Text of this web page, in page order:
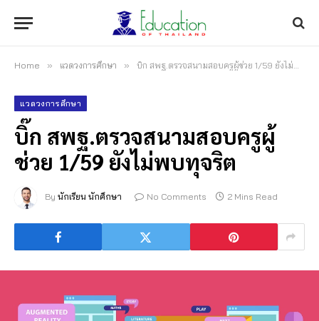
Home » แวดวงการศึกษา » บิ๊ก สพฐ.ตรวจสนามสอบครูผู้ช่วย 1/59 ยังไม่พบทุจริต
แวดวงการศึกษา
บิ๊ก สพฐ.ตรวจสนามสอบครูผู้
ช่วย 1/59 ยังไม่พบทุจริต
By นักเรียน นักศึกษา No Comments 2 Mins Read